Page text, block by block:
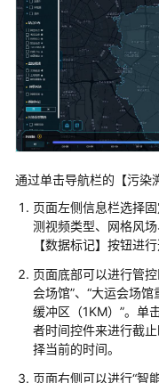
蓝
中
天
环
保
监
测
系
解
决
方
案
方
案
概
述
通过单击导航栏的【污染
页面左侧信息栏选择
测视频类型、网格风
【数据标记】按钮进行
页面底部可以进行管
会场馆”、“大运会场
缓冲区（1KM）”。单
者时间控件来进行截
择当前的时间。
页面右侧可以进行“智